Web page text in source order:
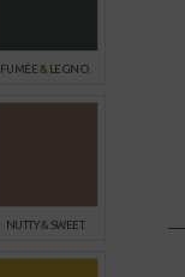
FUMÉE & LEGNO.
NUTTY & SWEET.